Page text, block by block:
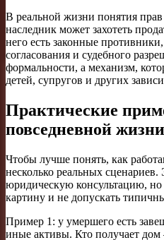
В реальной жизни понятия прав
наследник может захотеть
него есть законные
согласования и судебного
формальности, а механизм,
детей, супругов и других
Практические
повседневной жизни
Чтобы лучше понять, как
несколько реальных
юридическую консультацию,
картину и не допускать
Пример 1: у умершего есть
иные активы. Кто получает